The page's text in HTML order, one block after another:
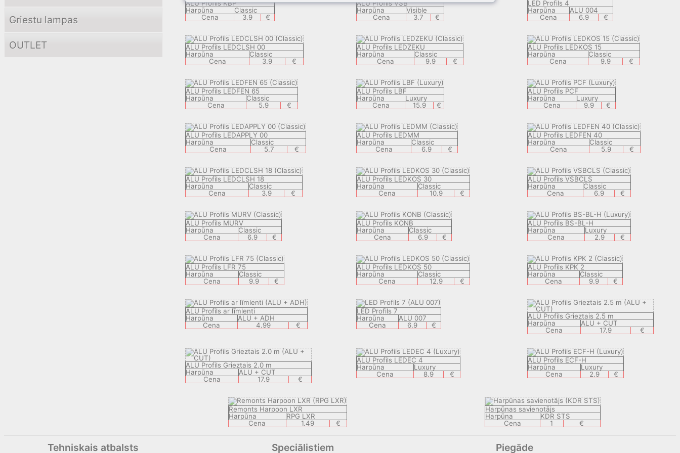
Griestu lampas
OUTLET
ALU Profils KBP
Harpūna
Classic
Cena
3.9 €
ALU Profils VSB
Harpūna
Visible
Cena
3.7 €
LED Profils 4
Harpūna
ALU 004
Cena
6.9 €
ALU Profils LEDCLSH 00
Harpūna
Classic
Cena
3.9 €
ALU Profils LEDZEKU
Harpūna
Classic
Cena
9.9 €
ALU Profils LEDKOS 15
Harpūna
Classic
Cena
9.9 €
ALU Profils LEDFEN 65
Harpūna
Classic
Cena
5.9 €
ALU Profils LBF
Harpūna
Luxury
Cena
15.9 €
ALU Profils PCF
Harpūna
Luxury
Cena
9.9 €
ALU Profils LEDAPPLY 00
Harpūna
Classic
Cena
5.7 €
ALU Profils LEDMM
Harpūna
Classic
Cena
6.9 €
ALU Profils LEDFEN 40
Harpūna
Classic
Cena
5.9 €
ALU Profils LEDCLSH 18
Harpūna
Classic
Cena
3.9 €
ALU Profils LEDKOS 30
Harpūna
Classic
Cena
10.9 €
ALU Profils VSBCLS
Harpūna
Classic
Cena
6.9 €
ALU Profils MURV
Harpūna
Classic
Cena
6.9 €
ALU Profils KONB
Harpūna
Classic
Cena
6.9 €
ALU Profils BS-BL-H
Harpūna
Luxury
Cena
2.9 €
ALU Profils LFR 75
Harpūna
Classic
Cena
9.9 €
ALU Profils LEDKOS 50
Harpūna
Classic
Cena
12.9 €
ALU Profils KPK 2
Harpūna
Classic
Cena
9.9 €
ALU Profils ar līmlenti
Harpūna
ALU + ADH
Cena
4.99 €
LED Profils 7
Harpūna
ALU 007
Cena
6.9 €
ALU Profils Grieztais 2.5 m
Harpūna
ALU + CUT
Cena
17.9 €
ALU Profils Grieztais 2.0 m
Harpūna
ALU + CUT
Cena
17.9 €
ALU Profils LEDEC 4
Harpūna
Luxury
Cena
8.9 €
ALU Profils ECF-H
Harpūna
Luxury
Cena
2.9 €
Remonts Harpoon LXR
Harpūna
RPG LXR
Cena
1.49 €
Harpūnas savienotājs
Harpūna
KDR STS
Cena
1 €
Tehniskais atbalsts Speciālistiem Piegāde